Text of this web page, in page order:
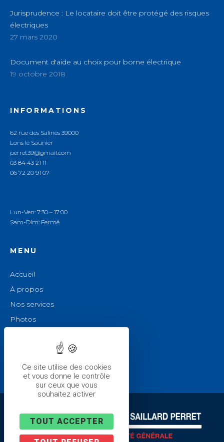
Jurisprudence : Le locataire doit être protégé des risques
électriques
27 mars 2020
Document d'aide au choix pour borne électrique
19 octobre 2018
INFORMATIONS
62 rue des Salines 39000
Lons le Saunier
perret39@gmail.com
03 84 43 21 11
06 72 20 91 07
Lun-Ven: 7:30 – 17:00
Sam-Dim: Fermé
MENU
Accueil
À propos
Nos services
Photos
Mentions légales
Ce site utilise des cookies
et vous donne le contrôle
sur ceux que vous
souhaitez activer
TOUT ACCEPTER